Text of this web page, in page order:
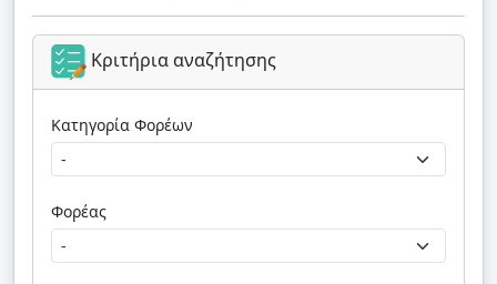
Κριτήρια αναζήτησης
Κατηγορία Φορέων
Φορέας